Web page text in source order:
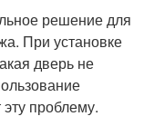
решение для
При установке
дверь не
проблему.